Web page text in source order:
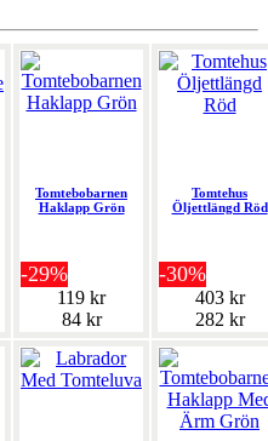
Tomtebobarnen
Haklapp Grön
-29%
119 kr
84 kr
Tomtehus
Öljettlängd Röd
-30%
403 kr
282 kr